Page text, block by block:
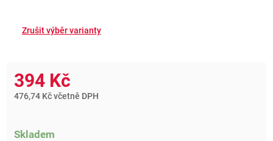
394 Kč
476,74 Kč včetně DPH
Skladem